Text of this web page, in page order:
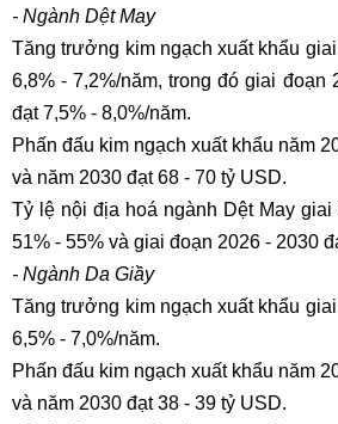
- Ngành Dệt May
Tăng trưởng kim ngạch xuất khẩu
6,8% - 7,2%/năm, trong đó giai đoạn
đạt 7,5% - 8,0%/năm.
Phấn đấu kim ngạch xuất khẩu năm
và năm 2030 đạt 68 - 70 tỷ USD.
Tỷ lệ nội địa hoá ngành Dệt May
51% - 55% và giai đoạn 2026 - 2030
- Ngành Da Giầy
Tăng trưởng kim ngạch xuất khẩu
6,5% - 7,0%/năm.
Phấn đấu kim ngạch xuất khẩu năm
và năm 2030 đạt 38 - 39 tỷ USD.